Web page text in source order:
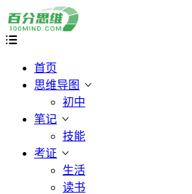
首页
思维导图
初中
笔记
技能
考证
生活
读书